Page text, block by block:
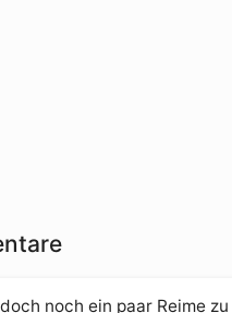
noch ein paar Reime zu